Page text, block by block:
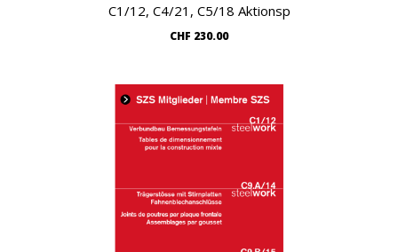
Warenkorb
C1/12, C4/21, C5/18 Aktionsp
CHF 230.00